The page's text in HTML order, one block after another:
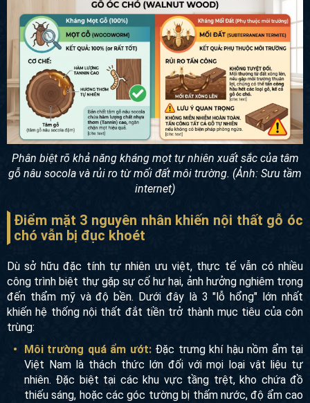
Phân biệt rõ khả năng kháng mọt tự nhiên xuất sắc của tâm
gỗ nâu socola và rủi ro từ mối đất môi trường. (Ảnh: Sưu tầm
internet)
Điểm mặt 3 nguyên nhân khiến nội thất gỗ óc
chó vẫn bị đục khoét
Dù sở hữu đặc tính tự nhiên ưu việt, thực tế vẫn có nhiều
công trình biệt thự gặp sự cố hư hại, ảnh hưởng nghiêm trọng
đến thẩm mỹ và độ bền. Dưới đây là 3 "lỗ hổng" lớn nhất
khiến hệ thống nội thất đắt tiền trở thành mục tiêu của côn
trùng:
Môi trường quá ẩm ướt:Đặc trưng khí hậu nồm ẩm tại
Việt Nam là thách thức lớn đối với mọi loại vật liệu tự
nhiên. Đặc biệt tại các khu vực tầng trệt, kho chứa đồ
thiếu sáng, hoặc các góc tường bị thấm nước, độ ẩm cao